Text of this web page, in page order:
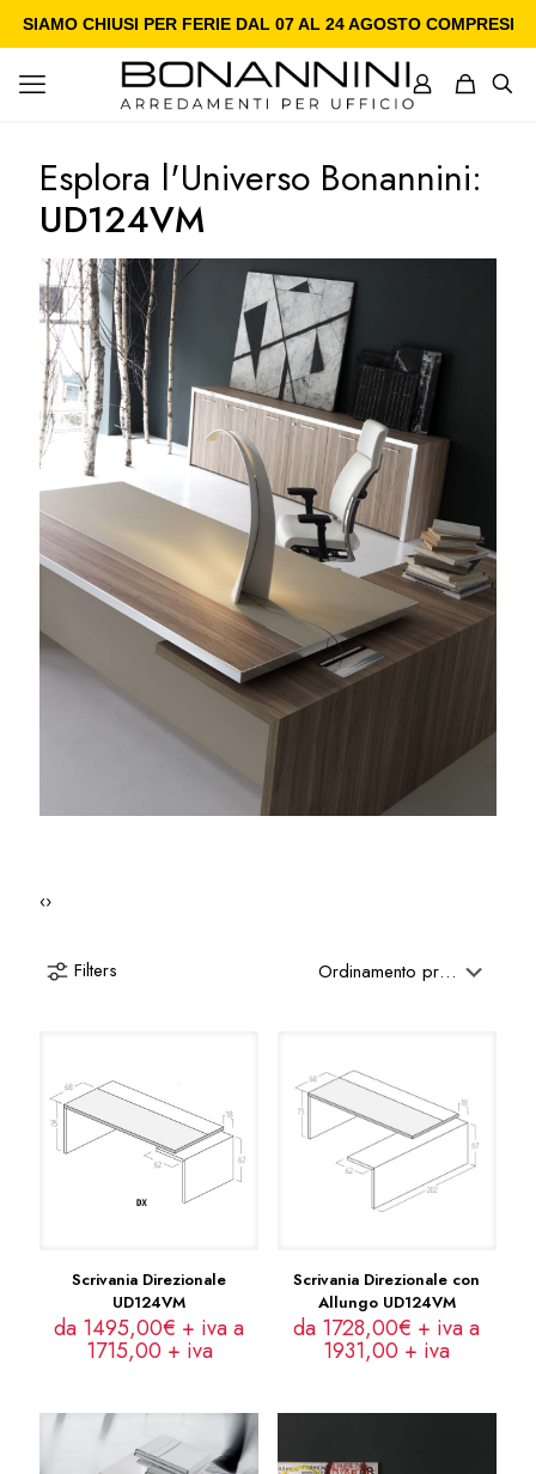
SIAMO CHIUSI PER FERIE DAL 07 AL 24 AGOSTO COMPRESI
Esplora l'Universo Bonannini:
UD124VM
‹›
Filters
Scrivania Direzionale
UD124VM
da 1495,00€ + iva a
1715,00 + iva
Scrivania Direzionale con
Allungo UD124VM
da 1728,00€ + iva a
1931,00 + iva